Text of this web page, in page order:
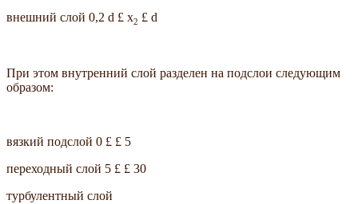
внешний слой 0,2 d £ x2 £ d
При этом внутренний слой разделен на подслои следующим
образом:
вязкий подслой 0 £ £ 5
переходный слой 5 £ £ 30
турбулентный слой